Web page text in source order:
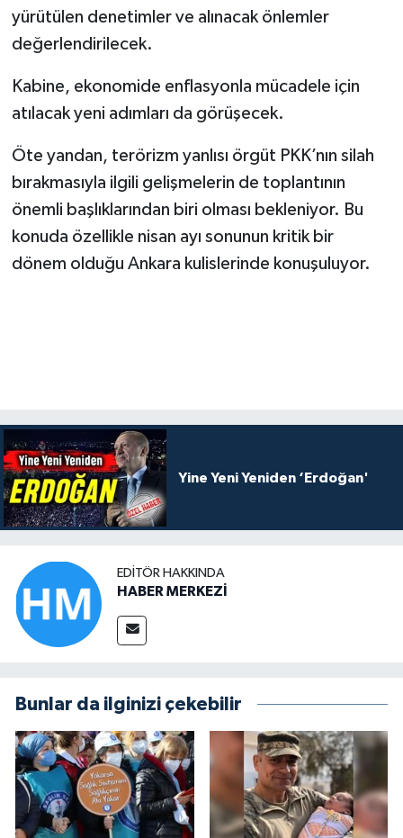
yürütülen denetimler ve alınacak önlemler
değerlendirilecek.
Kabine, ekonomide enflasyonla mücadele için
atılacak yeni adımları da görüşecek.
Öte yandan, terörizm yanlısı örgüt PKK’nın silah
bırakmasıyla ilgili gelişmelerin de toplantının
önemli başlıklarından biri olması bekleniyor. Bu
konuda özellikle nisan ayı sonunun kritik bir
dönem olduğu Ankara kulislerinde konuşuluyor.
Yine Yeni Yeniden ‘Erdoğan'
EDITÖR HAKKINDA
HABER MERKEZİ
Bunlar da ilginizi çekebilir